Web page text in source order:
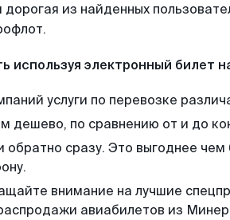
дорогая из найденных
используя электронный билет
услуги по перевозке
дешево, по сравнению от и до
обратно сразу. Это выгоднее
внимание на лучшие
авиабилетов из